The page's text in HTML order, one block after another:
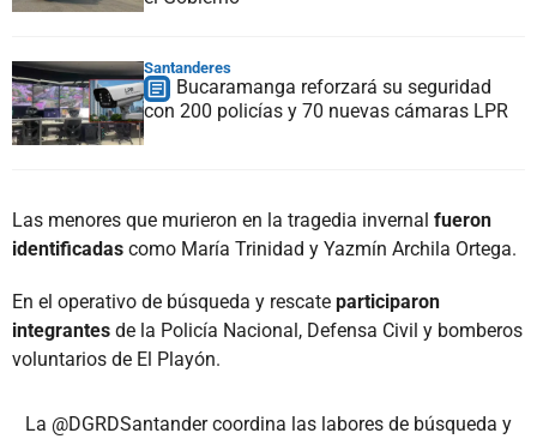
Santanderes
Bucaramanga reforzará su seguridad
con 200 policías y 70 nuevas cámaras LPR
Las menores que murieron en la tragedia invernal fueron
identificadas como María Trinidad y Yazmín Archila Ortega.
En el operativo de búsqueda y rescate participaron
integrantes de la Policía Nacional, Defensa Civil y bomberos
voluntarios de El Playón.
La @DGRDSantander coordina las labores de búsqueda y